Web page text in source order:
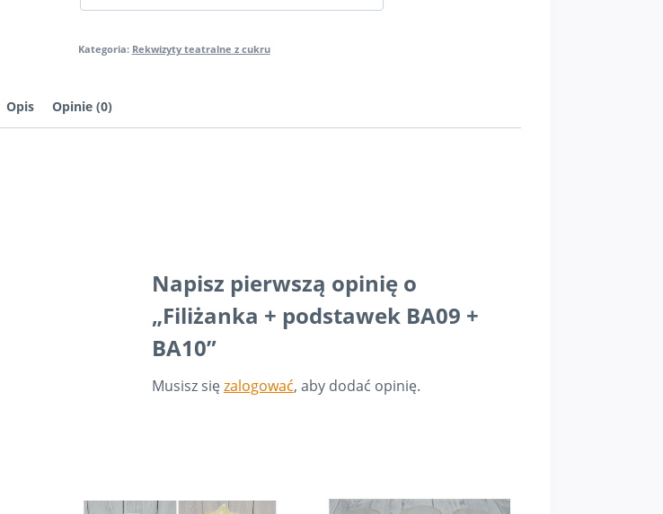
BA10
Kategoria: Rekwizyty teatralne z cukru
Opis Opinie (0)
Napisz pierwszą opinię o
„Filiżanka + podstawek BA09 +
BA10”
Musisz sięzalogować, aby dodać opinię.